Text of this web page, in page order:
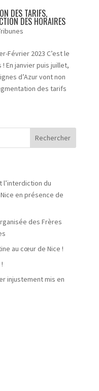
DES TARIFS,
DES HORAIRES
Février 2023 C’est le
! En janvier puis juillet,
d’Azur vont non
des tarifs
l’interdiction du
en présence de
des Frères
au cœur de Nice !
injustement mis en